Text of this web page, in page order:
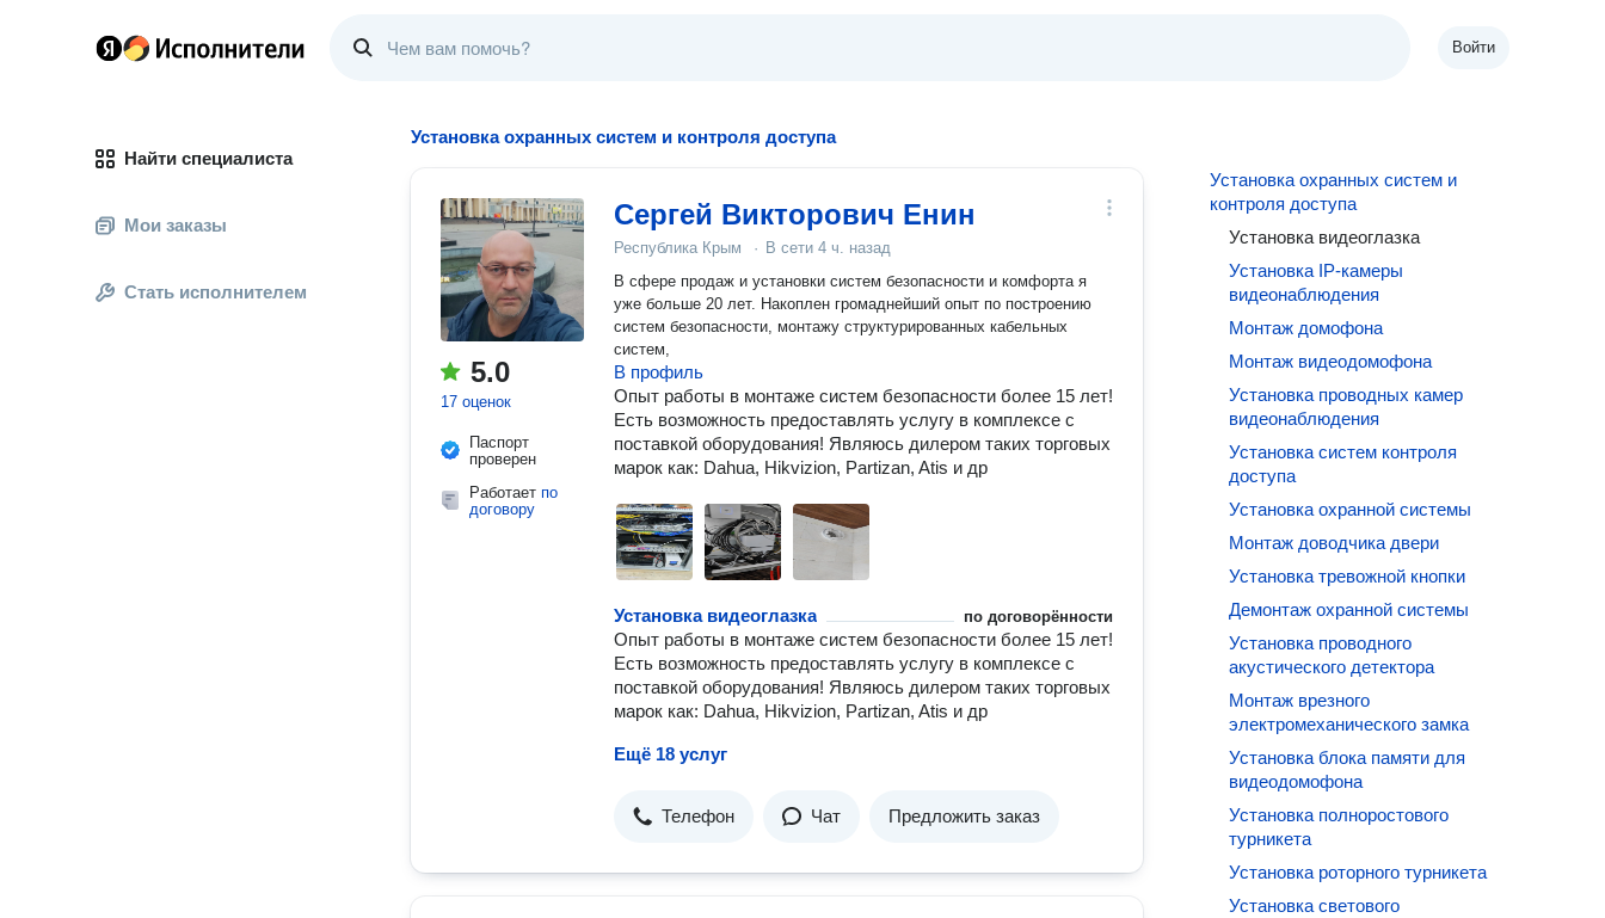
Войти
Найти специалиста
Мои заказы
Стать исполнителем
Установка охранных систем и контроля доступа
5.0
17 оценок
Паспорт
проверен
Работает по
договору
Сергей Викторович Енин
Республика Крым · В сети 4 ч. назад
В сфере продаж и установки систем безопасности и комфорта я
уже больше 20 лет. Накоплен громаднейший опыт по построению
систем безопасности, монтажу структурированных кабельных
систем,
В профиль
Опыт работы в монтаже систем безопасности более 15 лет!
Есть возможность предоставлять услугу в комплексе с
поставкой оборудования! Являюсь дилером таких торговых
марок как: Dahua, Hikvizion, Partizan, Atis и др
Установка видеоглазка по договорённости
Опыт работы в монтаже систем безопасности более 15 лет!
Есть возможность предоставлять услугу в комплексе с
поставкой оборудования! Являюсь дилером таких торговых
марок как: Dahua, Hikvizion, Partizan, Atis и др
Ещё 18 услуг
Телефон Чат Предложить заказ
Установка охранных систем и
контроля доступа
Установка видеоглазка
Установка IP-камеры
видеонаблюдения
Монтаж домофона
Монтаж видеодомофона
Установка проводных камер
видеонаблюдения
Установка систем контроля
доступа
Установка охранной системы
Монтаж доводчика двери
Установка тревожной кнопки
Демонтаж охранной системы
Установка проводного
акустического детектора
Монтаж врезного
электромеханического замка
Установка блока памяти для
видеодомофона
Установка полноростового
турникета
Установка роторного турникета
Установка светового